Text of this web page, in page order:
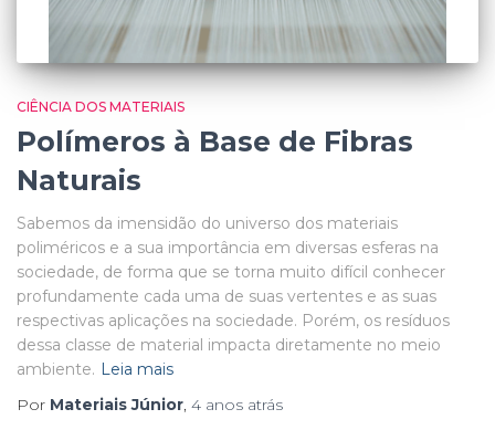
CIÊNCIA DOS MATERIAIS
Polímeros à Base de Fibras
Naturais
Sabemos da imensidão do universo dos materiais
poliméricos e a sua importância em diversas esferas na
sociedade, de forma que se torna muito difícil conhecer
profundamente cada uma de suas vertentes e as suas
respectivas aplicações na sociedade. Porém, os resíduos
dessa classe de material impacta diretamente no meio
ambiente. Leia mais
Por Materiais Júnior, 4 anos atrás